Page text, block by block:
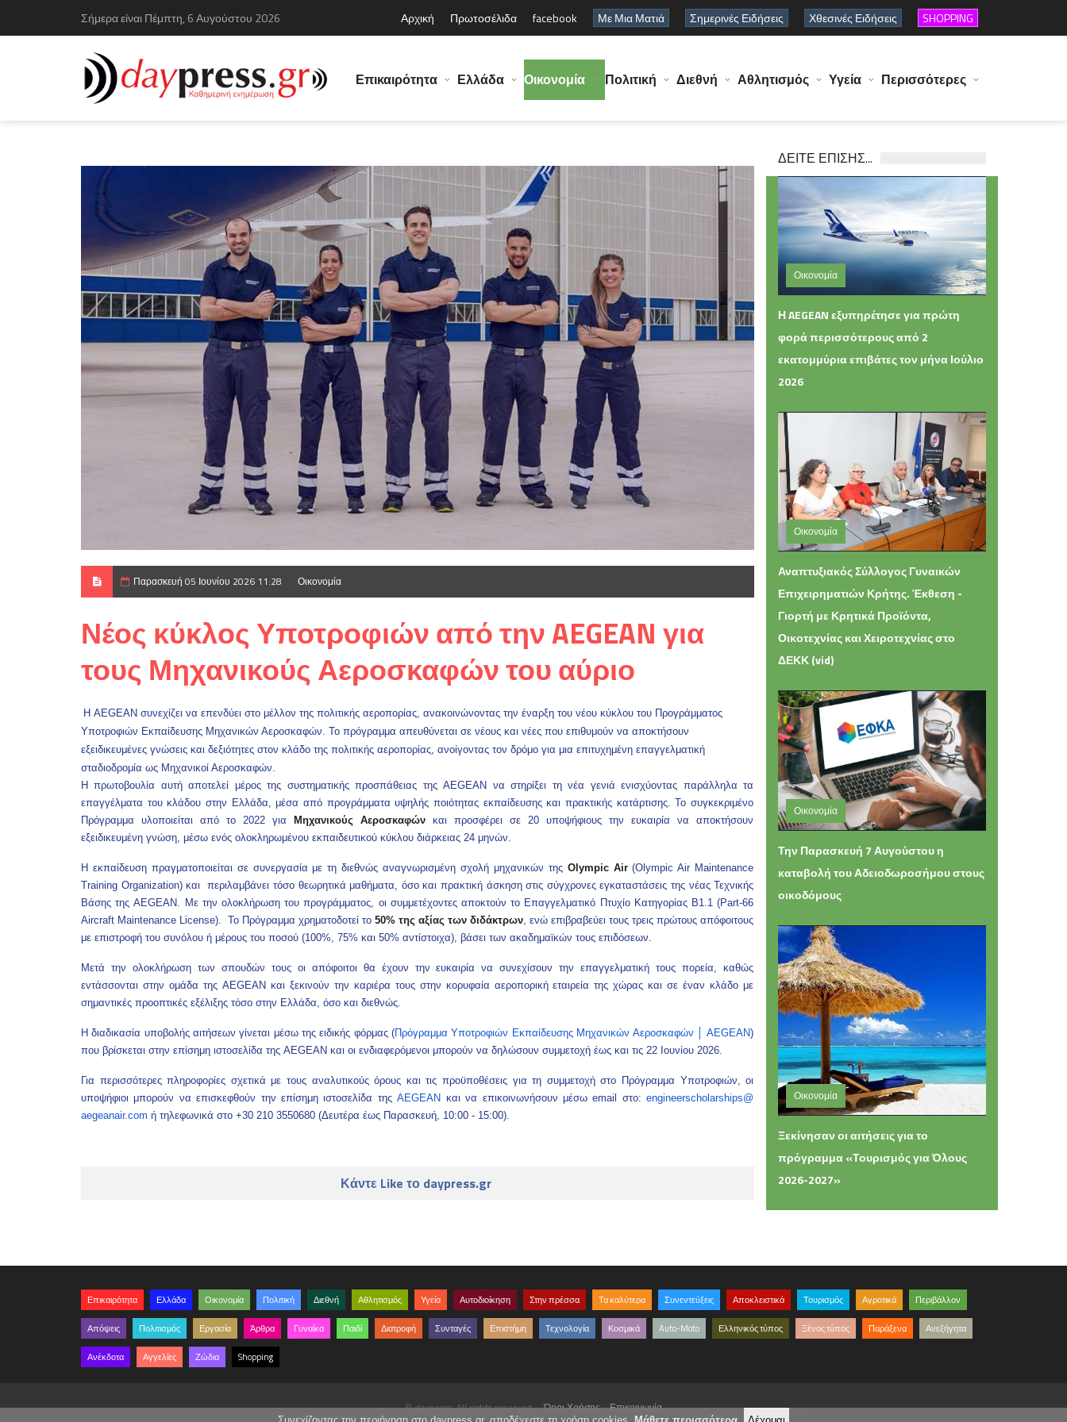
Σήμερα είναι Πέμπτη, 6 Αυγούστου 2026 Αρχική Πρωτοσέλιδα facebook Με Μια Ματιά Σημερινές Ειδήσεις Χθεσινές Ειδήσεις SHOPPING
Επικαιρότητα Ελλάδα Οικονομία Πολιτική Διεθνή Αθλητισμός Υγεία Περισσότερες
Παρασκευή 05 Ιουνίου 2026 11:28 Οικονομία
Νέος κύκλος Υποτροφιών από την AEGEAN για
τους Μηχανικούς Αεροσκαφών του αύριο
Η AEGEAN συνεχίζει να επενδύει στο μέλλον της πολιτικής αεροπορίας, ανακοινώνοντας την έναρξη του νέου κύκλου του Προγράμματος
Υποτροφιών Εκπαίδευσης Μηχανικών Αεροσκαφών. Το πρόγραμμα απευθύνεται σε νέους και νέες που επιθυμούν να αποκτήσουν
εξειδικευμένες γνώσεις και δεξιότητες στον κλάδο της πολιτικής αεροπορίας, ανοίγοντας τον δρόμο για μια επιτυχημένη επαγγελματική
σταδιοδρομία ως Μηχανικοί Αεροσκαφών.
Η πρωτοβουλία αυτή αποτελεί μέρος της συστηματικής προσπάθειας τηςAEGEAN να στηρίξει τη νέα γενιά ενισχύοντας παράλληλα τα
επαγγέλματα του κλάδου στην Ελλάδα, μέσα από προγράμματα υψηλής ποιότητας εκπαίδευσης και πρακτικής κατάρτισης. Το συγκεκριμένο
Πρόγραμμα υλοποιείται από το 2022 για
Μηχανικούς Αεροσκαφών και προσφέρει σε 20 υποψήφιους την ευκαιρία να αποκτήσουν
εξειδικευμένη γνώση, μέσω ενός ολοκληρωμένου εκπαιδευτικού κύκλου διάρκειας 24 μηνών.
Η εκπαίδευση πραγματοποιείται σε συνεργασία με τη διεθνώς αναγνωρισμένη σχολή μηχανικών της Olympic Air(Olympic Air Maintenance
Training Organization) και περιλαμβάνει τόσο θεωρητικά μαθήματα, όσο και πρακτική άσκηση στις σύγχρονες εγκαταστάσεις της νέας Τεχνικής
Βάσης της AEGEAN. Με την ολοκλήρωση του προγράμματος, οι συμμετέχοντες αποκτούν το Επαγγελματικό Πτυχίο Κατηγορίας Β1.1 (Part-66
Aircraft Maintenance License). Το Πρόγραμμα χρηματοδοτεί το50% της αξίας των διδάκτρων, ενώ επιβραβεύει τους τρεις πρώτους απόφοιτους
με επιστροφή του συνόλου ή μέρους του ποσού (100%, 75% και 50% αντίστοιχα), βάσει των ακαδημαϊκών τους επιδόσεων.
Μετά την ολοκλήρωση των σπουδών τους οι απόφοιτοι θα έχουν την ευκαιρία να συνεχίσουν την επαγγελματική τους πορεία, καθώς
εντάσσονται στην ομάδα της AEGEAN και ξεκινούν την καριέρα τους στην κορυφαία αεροπορική εταιρεία της χώρας και σε έναν κλάδο με
σημαντικές προοπτικές εξέλιξης τόσο στην Ελλάδα, όσο και διεθνώς.
Η διαδικασία υποβολής αιτήσεων γίνεται μέσω της ειδικής φόρμας (Πρόγραμμα Υποτροφιών Εκπαίδευσης Μηχανικών Αεροσκαφών │ AEGEAN)
που βρίσκεται στην επίσημη ιστοσελίδα της AEGEAN και οι ενδιαφερόμενοι μπορούν να δηλώσουν συμμετοχή έως και τις 22 Ιουνίου 2026.
Για περισσότερες πληροφορίες σχετικά με τους αναλυτικούς όρους και τις προϋποθέσεις για τη συμμετοχή στο Πρόγραμμα Υποτροφιών, οι
υποψήφιοι μπορούν να επισκεφθούν την επίσημη ιστοσελίδα τηςAEGEAN και να επικοινωνήσουν μέσω email στο:engineerscholarships@
aegeanair.com ή τηλεφωνικά στο +30 210 3550680 (Δευτέρα έως Παρασκευή, 10:00 - 15:00).
Κάντε Like το daypress.gr
ΔΕΙΤΕ ΕΠΙΣΗΣ...
Οικονομία
Πέμπτη 06 Αυγούστου 2026 13:42
Η AEGEAN εξυπηρέτησε για πρώτη
φορά περισσότερους από 2
εκατομμύρια επιβάτες τον μήνα Ιούλιο
2026
Οικονομία
Τετάρτη 05 Αυγούστου 2026 16:49
Αναπτυξιακός Σύλλογος Γυναικών
Επιχειρηματιών Κρήτης. Έκθεση -
Γιορτή με Κρητικά Προϊόντα,
Οικοτεχνίας και Χειροτεχνίας στο
ΔΕΚΚ (vid)
Οικονομία
Τετάρτη 05 Αυγούστου 2026 13:27
Την Παρασκευή 7 Αυγούστου η
καταβολή του Αδειοδωροσήμου στους
οικοδόμους
Οικονομία
Τετάρτη 05 Αυγούστου 2026 11:54
Ξεκίνησαν οι αιτήσεις για το
πρόγραμμα «Τουρισμός για Όλους
2026-2027»
Επικαιρότητα Ελλάδα Οικονομία Πολιτική Διεθνή Αθλητισμός Υγεία Αυτοδιοίκηση Στην πρέσσα Τα καλύτερα Συνεντεύξεις Αποκλειστικά Τουρισμός Αγροτικά Περιβάλλον
Απόψεις Πολιτισμός Εργασία Άρθρα Γυναίκα Παιδί Διατροφή Συνταγές Επιστήμη Τεχνολογία Κοσμικά Auto-Moto Ελληνικός τύπος Ξένος τύπος Παράξενα Ανεξήγητα
Ανέκδοτα Αγγελίες Ζώδια Shopping
© daypress. All rights reserved.Όροι Χρήσης Επικοινωνία